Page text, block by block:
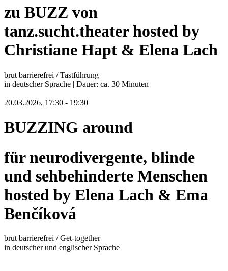
zu BUZZ von
tanz.sucht.theater hosted by
Christiane Hapt & Elena Lach
brut barrierefrei / Tastführung
in deutscher Sprache | Dauer: ca. 30 Minuten
20.03.2026, 17:30 - 19:30
BUZZING around
für neurodivergente, blinde
und sehbehinderte Menschen
hosted by Elena Lach & Ema
Benčíková
brut barrierefrei / Get-together
in deutscher und englischer Sprache